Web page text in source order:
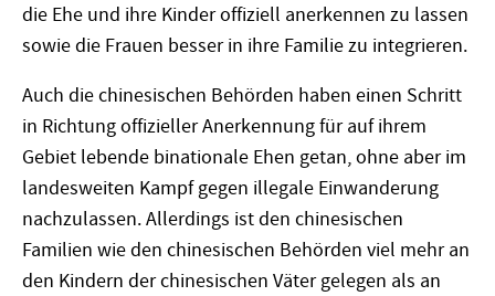
die Ehe und ihre Kinder offiziell anerkennen zu lassen
sowie die Frauen besser in ihre Familie zu integrieren.
Auch die chinesischen Behörden haben einen Schritt
in Richtung offizieller Anerkennung für auf ihrem
Gebiet lebende binationale Ehen getan, ohne aber im
landesweiten Kampf gegen illegale Einwanderung
nachzulassen. Allerdings ist den chinesischen
Familien wie den chinesischen Behörden viel mehr an
den Kindern der chinesischen Väter gelegen als an